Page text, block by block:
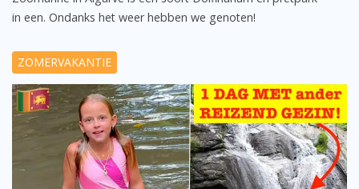
in een. Ondanks het weer hebben we genoten!
ZOMERVAKANTIE